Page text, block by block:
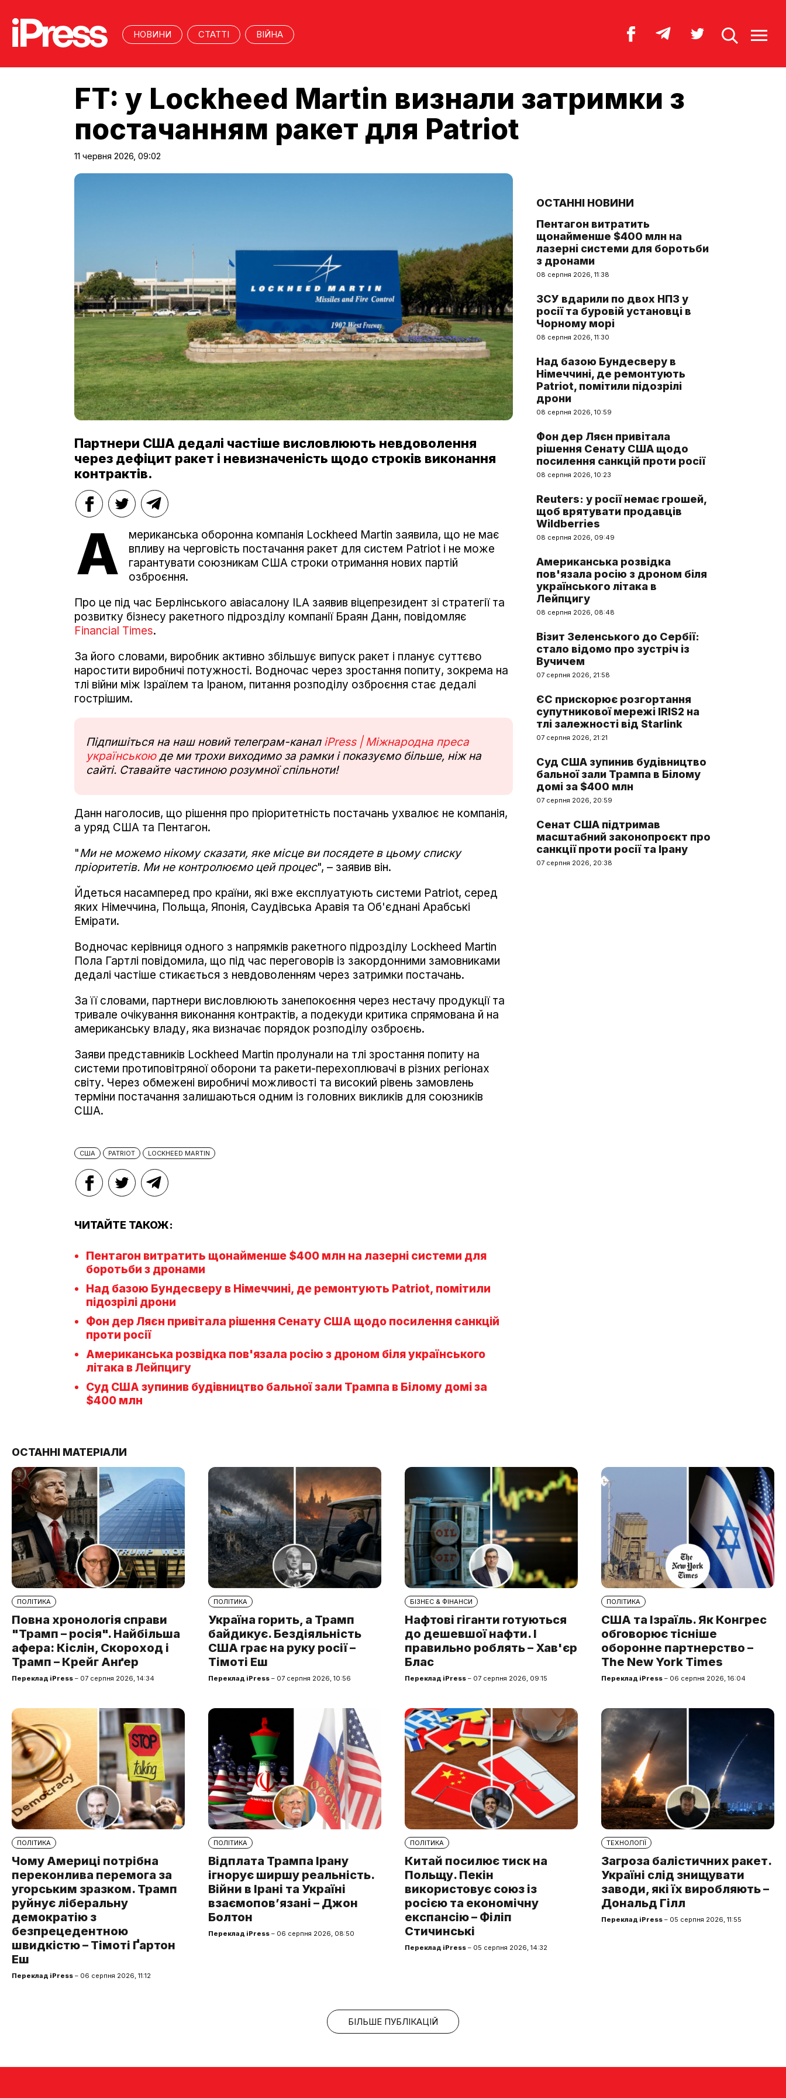
НОВИНИ СТАТТІ ВІЙНА
FT: у Lockheed Martin визнали затримки з
постачанням ракет для Patriot
11 червня 2026, 09:02
Партнери США дедалі частіше висловлюють невдоволення
через дефіцит ракет і невизначеність щодо строків виконання
контрактів.
А
мериканська оборонна компанія Lockheed Martin заявила, що не має
впливу на черговість постачання ракет для систем Patriot і не може
гарантувати союзникам США строки отримання нових партій
озброєння.
Про це під час Берлінського авіасалону ILA заявив віцепрезидент зі стратегії та
розвитку бізнесу ракетного підрозділу компанії Браян Данн, повідомляє
Financial Times.
За його словами, виробник активно збільшує випуск ракет і планує суттєво
наростити виробничі потужності. Водночас через зростання попиту, зокрема на
тлі війни між Ізраїлем та Іраном, питання розподілу озброєння стає дедалі
гострішим.
Підпишіться на наш новий телеграм-канал iPress | Міжнародна преса
українськоюде ми трохи виходимо за рамки і показуємо більше, ніж на
сайті. Ставайте частиною розумної спільноти!
Данн наголосив, що рішення про пріоритетність постачань ухвалює не компанія,
а уряд США та Пентагон.
"Ми не можемо нікому сказати, яке місце ви посядете в цьому списку
пріоритетів. Ми не контролюємо цей процес", – заявив він.
Йдеться насамперед про країни, які вже експлуатують системи Patriot, серед
яких Німеччина, Польща, Японія, Саудівська Аравія та Об'єднані Арабські
Емірати.
Водночас керівниця одного з напрямків ракетного підрозділу Lockheed Martin
Пола Гартлі повідомила, що під час переговорів із закордонними замовниками
дедалі частіше стикається з невдоволенням через затримки постачань.
За її словами, партнери висловлюють занепокоєння через нестачу продукції та
тривале очікування виконання контрактів, а подекуди критика спрямована й на
американську владу, яка визначає порядок розподілу озброєнь.
Заяви представників Lockheed Martin пролунали на тлі зростання попиту на
системи протиповітряної оборони та ракети-перехоплювачі в різних регіонах
світу. Через обмежені виробничі можливості та високий рівень замовлень
терміни постачання залишаються одним із головних викликів для союзників
США.
США PATRIOT LOCKHEED MARTIN
ЧИТАЙТЕ ТАКОЖ:
Пентагон витратить щонайменше $400 млн на лазерні системи для
боротьби з дронами
Над базою Бундесверу в Німеччині, де ремонтують Patriot, помітили
підозрілі дрони
Фон дер Ляєн привітала рішення Сенату США щодо посилення санкцій
проти росії
Американська розвідка пов'язала росію з дроном біля українського
літака в Лейпцигу
Суд США зупинив будівництво бальної зали Трампа в Білому домі за
$400 млн
ОСТАННІ НОВИНИ
Пентагон витратить
щонайменше $400 млн на
лазерні системи для боротьби
з дронами
08 серпня 2026, 11:38
ЗСУ вдарили по двох НПЗ у
росії та буровій установці в
Чорному морі
08 серпня 2026, 11:30
Над базою Бундесверу в
Німеччині, де ремонтують
Patriot, помітили підозрілі
дрони
08 серпня 2026, 10:59
Фон дер Ляєн привітала
рішення Сенату США щодо
посилення санкцій проти росії
08 серпня 2026, 10:23
Reuters: у росії немає грошей,
щоб врятувати продавців
Wildberries
08 серпня 2026, 09:49
Американська розвідка
пов'язала росію з дроном біля
українського літака в
Лейпцигу
08 серпня 2026, 08:48
Візит Зеленського до Сербії:
стало відомо про зустріч із
Вучичем
07 серпня 2026, 21:58
ЄС прискорює розгортання
супутникової мережі IRIS2 на
тлі залежності від Starlink
07 серпня 2026, 21:21
Суд США зупинив будівництво
бальної зали Трампа в Білому
домі за $400 млн
07 серпня 2026, 20:59
Сенат США підтримав
масштабний законопроєкт про
санкції проти росії та Ірану
07 серпня 2026, 20:38
ОСТАННІ МАТЕРІАЛИ
ПОЛІТИКА
Повна хронологія справи
"Трамп – росія". Найбільша
афера: Кіслін, Скороход і
Трамп – Крейг Анґер
Переклад iPress – 07 серпня 2026, 14:34
ПОЛІТИКА
Україна горить, а Трамп
байдикує. Бездіяльність
США грає на руку росії –
Тімоті Еш
Переклад iPress – 07 серпня 2026, 10:56
БІЗНЕС & ФІНАНСИ
Нафтові гіганти готуються
до дешевшої нафти. І
правильно роблять – Хав'єр
Блас
Переклад iPress – 07 серпня 2026, 09:15
ПОЛІТИКА
США та Ізраїль. Як Конгрес
обговорює тісніше
оборонне партнерство –
The New York Times
Переклад iPress – 06 серпня 2026, 16:04
ПОЛІТИКА
Чому Америці потрібна
переконлива перемога за
угорським зразком. Трамп
руйнує ліберальну
демократію з
безпрецедентною
швидкістю – Тімоті Ґартон
Еш
Переклад iPress – 06 серпня 2026, 11:12
ПОЛІТИКА
Відплата Трампа Ірану
ігнорує ширшу реальність.
Війни в Ірані та Україні
взаємопов’язані – Джон
Болтон
Переклад iPress – 06 серпня 2026, 08:50
ПОЛІТИКА
Китай посилює тиск на
Польщу. Пекін
використовує союз із
росією та економічну
експансію – Філіп
Стичинські
Переклад iPress – 05 серпня 2026, 14:32
ТЕХНОЛОГІЇ
Загроза балістичних ракет.
Україні слід знищувати
заводи, які їх виробляють –
Дональд Гілл
Переклад iPress – 05 серпня 2026, 11:55
БІЛЬШЕ ПУБЛІКАЦІЙ